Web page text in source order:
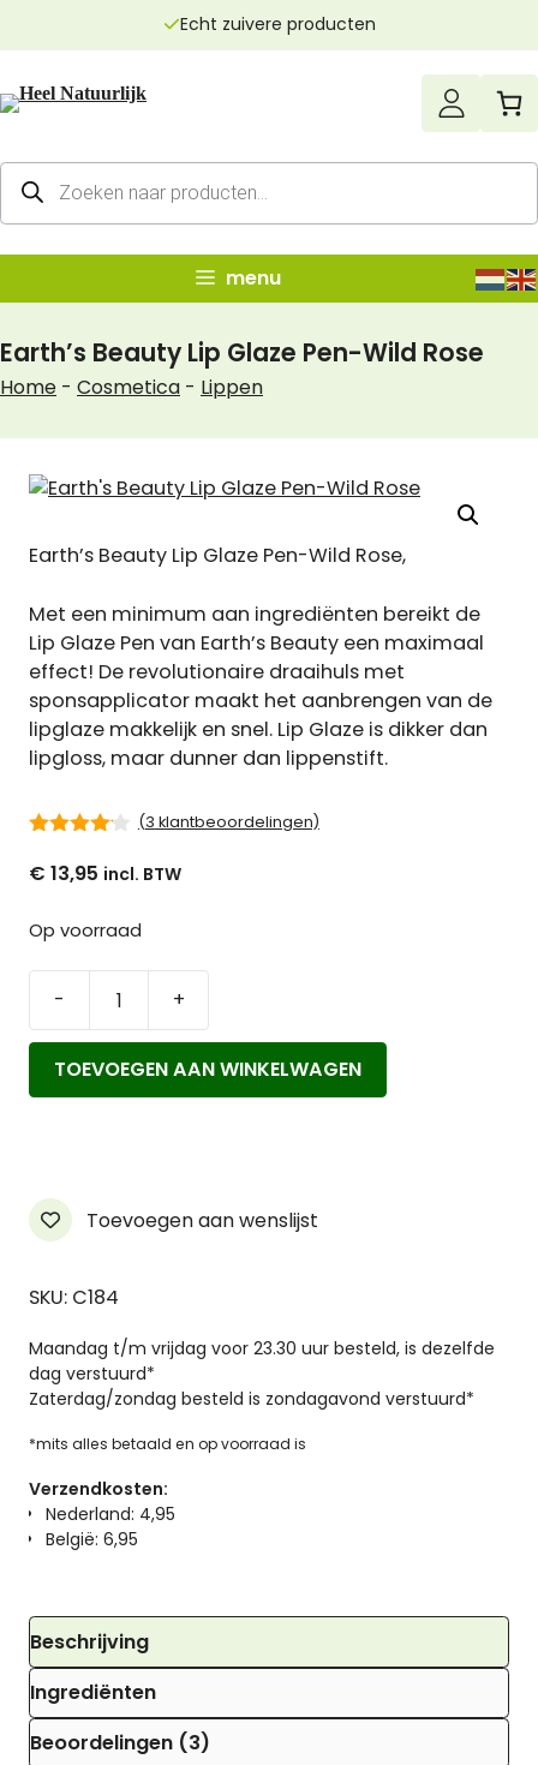
inhoud
Echt zuivere producten
Producten
zoeken
menu
Earth’s Beauty Lip Glaze Pen-Wild Rose
Home - Cosmetica - Lippen
Earth’s Beauty Lip Glaze Pen-Wild Rose,
Met een minimum aan ingrediënten bereikt de
Lip Glaze Pen van Earth’s Beauty een maximaal
effect! De revolutionaire draaihuls met
sponsapplicator maakt het aanbrengen van de
lipglaze makkelijk en snel. Lip Glaze is dikker dan
lipgloss, maar dunner dan lippenstift.
5
(3 klantbeoordelingen)
€ 13,95
Op voorraad
-
Beauty
Lip
Glaze
aantal
+
TOEVOEGEN AAN WINKELWAGEN
Toevoegen aan wenslijst
SKU: C184
Maandag t/m vrijdag voor 23.30 uur besteld, is dezelfde
dag verstuurd*
Zaterdag/zondag besteld is zondagavond verstuurd*
*mits alles betaald en op voorraad is
Verzendkosten:
Nederland: 4,95
België: 6,95
Beschrijving
Ingrediënten
Beoordelingen (3)